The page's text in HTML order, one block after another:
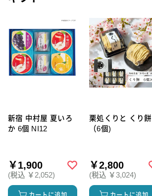
新宿 中村屋 夏いろ
か 6個 NI12
￥1,900
(税込 ￥2,052)
栗処くりと くり餅
（6個)
￥2,800
(税込 ￥3,024)